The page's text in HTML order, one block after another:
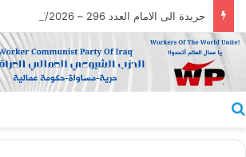
جريدة الى الامام العدد 296 – 28/07/2026